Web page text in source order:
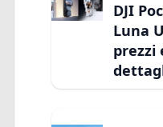
DJI
Luna
prezzi